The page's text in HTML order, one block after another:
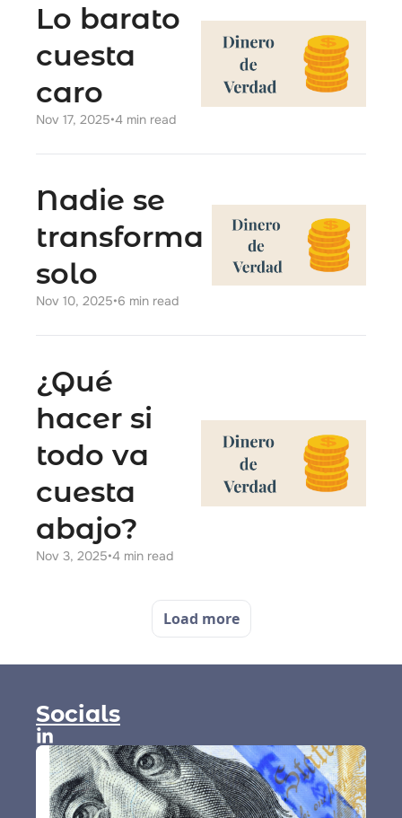
Lo barato
cuesta
caro
Nov 17, 2025•4 min read
Nadie se
transforma
solo
Nov 10, 2025•6 min read
¿Qué
hacer si
todo va
cuesta
abajo?
Nov 3, 2025•4 min read
Load more
Socials